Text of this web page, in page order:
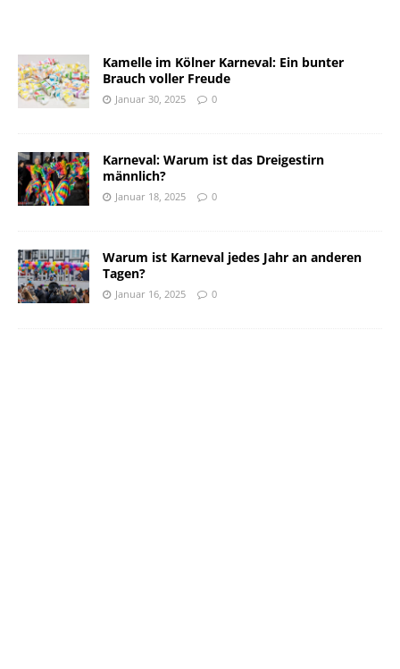
Kamelle im Kölner Karneval: Ein bunter
Brauch voller Freude
Januar 30, 2025 0
Karneval: Warum ist das Dreigestirn
männlich?
Januar 18, 2025 0
Warum ist Karneval jedes Jahr an anderen
Tagen?
Januar 16, 2025 0